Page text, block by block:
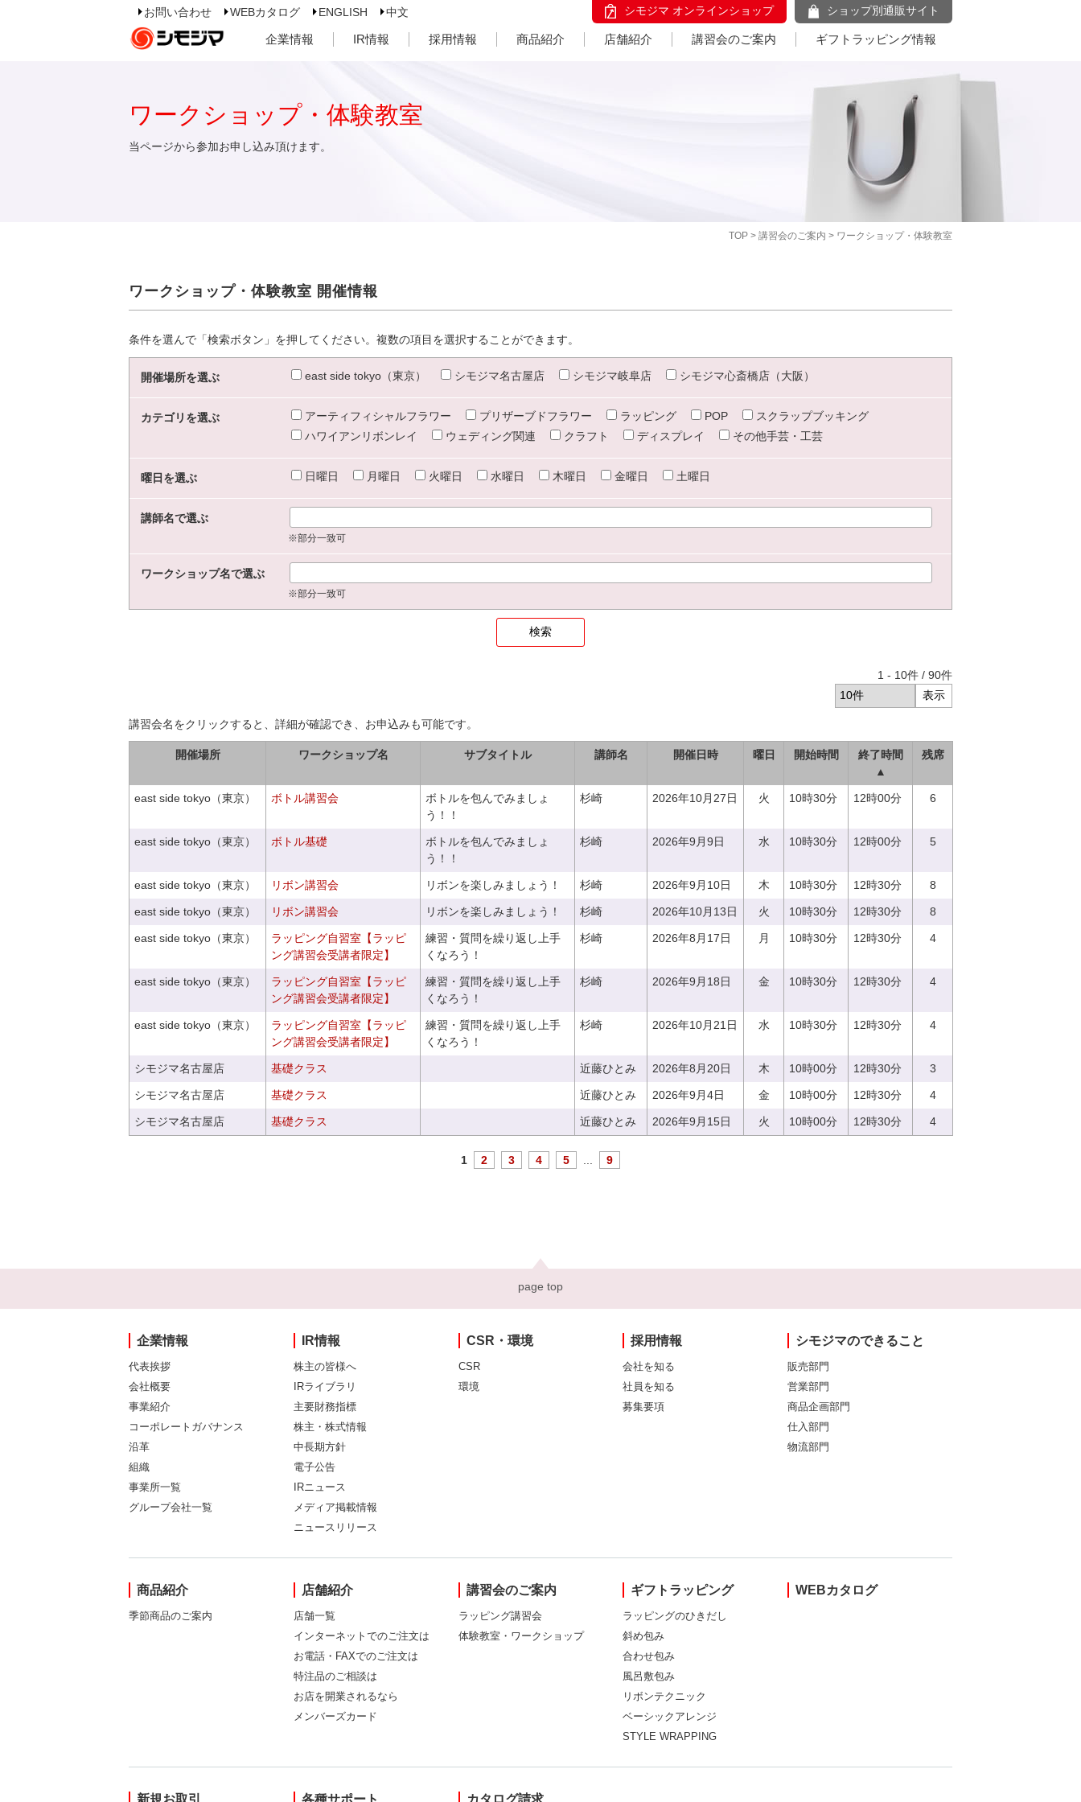
お問い合わせ WEBカタログ ENGLISH 中文 シモジマ オンラインショップ ショップ別通販サイト
企業情報 IR情報 採用情報 商品紹介 店舗紹介 講習会のご案内 ギフトラッピング情報
TOP > 講習会のご案内 > ワークショップ・体験教室
ワークショップ・体験教室
当ページから参加お申し込み頂けます。
ワークショップ・体験教室 開催情報
条件を選んで「検索ボタン」を押してください。複数の項目を選択することができます。
開催場所を選ぶ east side tokyo（東京） シモジマ名古屋店 シモジマ岐阜店 シモジマ心斎橋店（大阪）
カテゴリを選ぶ アーティフィシャルフラワー プリザーブドフラワー ラッピング POP
スクラップブッキング
ハワイアンリボンレイ
ウェディング関連 クラフト ディスプレイ その他手芸・工芸
曜日を選ぶ 日曜日 月曜日 火曜日 水曜日 木曜日 金曜日 土曜日
講師名で選ぶ
※部分一致可
ワークショップ名で選ぶ
※部分一致可
1 - 10件 / 90件
講習会名をクリックすると、詳細が確認でき、お申込みも可能です。
開催場所 ワークショップ名 サブタイトル 講師名 開催日時 曜日 開始時間
終了時間
▲
残席
east side tokyo（東京） ボトル講習会
ボトルを包んでみましょ
う！！
杉崎 2026年10月27日 火 10時30分 12時00分 6
east side tokyo（東京） ボトル基礎
ボトルを包んでみましょ
う！！
杉崎 2026年9月9日 水 10時30分 12時00分 5
east side tokyo（東京） リボン講習会 リボンを楽しみましょう！ 杉崎 2026年9月10日 木 10時30分 12時30分 8
east side tokyo（東京） リボン講習会 リボンを楽しみましょう！ 杉崎 2026年10月13日 火 10時30分 12時30分 8
east side tokyo（東京）
ラッピング自習室【ラッピ
ング講習会受講者限定】
練習・質問を繰り返し上手
くなろう！
杉崎 2026年8月17日 月 10時30分 12時30分 4
east side tokyo（東京）
ラッピング自習室【ラッピ
ング講習会受講者限定】
練習・質問を繰り返し上手
くなろう！
杉崎 2026年9月18日 金 10時30分 12時30分 4
east side tokyo（東京）
ラッピング自習室【ラッピ
ング講習会受講者限定】
練習・質問を繰り返し上手
くなろう！
杉崎 2026年10月21日 水 10時30分 12時30分 4
シモジマ名古屋店 基礎クラス 近藤ひとみ 2026年8月20日 木 10時00分 12時30分 3
シモジマ名古屋店 基礎クラス 近藤ひとみ 2026年9月4日 金 10時00分 12時30分 4
シモジマ名古屋店 基礎クラス 近藤ひとみ 2026年9月15日 火 10時00分 12時30分 4
1 2 3 4 5 9
page top
企業情報
代表挨拶
会社概要
事業紹介
コーポレートガバナンス
沿革
組織
事業所一覧
グループ会社一覧
IR情報
株主の皆様へ
IRライブラリ
主要財務指標
株主・株式情報
中長期方針
電子公告
IRニュース
メディア掲載情報
ニュースリリース
CSR・環境
CSR
環境
採用情報
会社を知る
社員を知る
募集要項
シモジマのできること
販売部門
営業部門
商品企画部門
仕入部門
物流部門
商品紹介
季節商品のご案内
店舗紹介
店舗一覧
インターネットでのご注文は
お電話・FAXでのご注文は
特注品のご相談は
お店を開業されるなら
メンバーズカード
講習会のご案内
ラッピング講習会
体験教室・ワークショップ
ギフトラッピング
ラッピングのひきだし
斜め包み
合わせ包み
風呂敷包み
リボンテクニック
ベーシックアレンジ
STYLE WRAPPING
WEBカタログ
新規お取引 各種サポート カタログ請求